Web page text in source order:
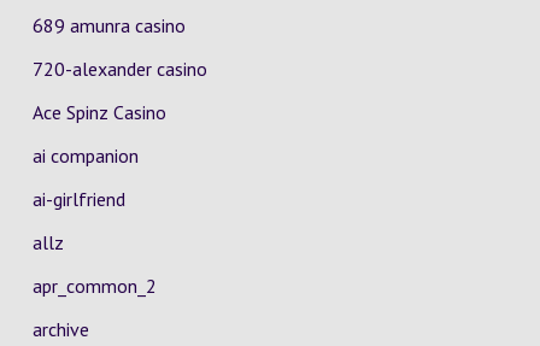
689 amunra casino
720-alexander casino
Ace Spinz Casino
ai companion
ai-girlfriend
allz
apr_common_2
archive